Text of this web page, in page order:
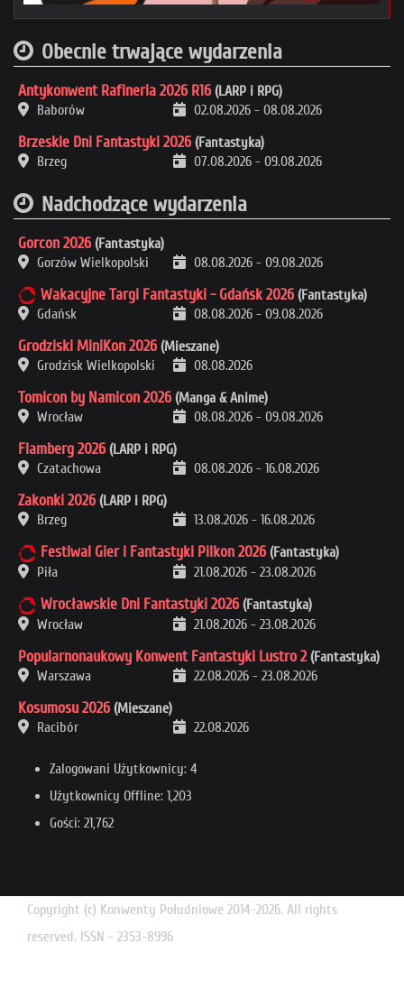
Obecnie trwające wydarzenia
Antykonwent Rafineria 2026 R16 (LARP i RPG)
Baborów
02.08.2026 - 08.08.2026
Brzeskie Dni Fantastyki 2026 (Fantastyka)
Brzeg
07.08.2026 - 09.08.2026
Nadchodzące wydarzenia
Gorcon 2026 (Fantastyka)
Gorzów Wielkopolski
08.08.2026 - 09.08.2026
Wakacyjne Targi Fantastyki - Gdańsk 2026 (Fantastyka)
Gdańsk
08.08.2026 - 09.08.2026
Grodziski MiniKon 2026 (Mieszane)
Grodzisk Wielkopolski
08.08.2026
Tomicon by Namicon 2026 (Manga & Anime)
Wrocław
08.08.2026 - 09.08.2026
Flamberg 2026 (LARP i RPG)
Czatachowa
08.08.2026 - 16.08.2026
Zakonki 2026 (LARP i RPG)
Brzeg
13.08.2026 - 16.08.2026
Festiwal Gier i Fantastyki Pilkon 2026 (Fantastyka)
Piła
21.08.2026 - 23.08.2026
Wrocławskie Dni Fantastyki 2026 (Fantastyka)
Wrocław
21.08.2026 - 23.08.2026
Popularnonaukowy Konwent Fantastyki Lustro 2 (Fantastyka)
Warszawa
22.08.2026 - 23.08.2026
Kosumosu 2026 (Mieszane)
Racibór
22.08.2026
Zalogowani Użytkownicy: 4
Użytkownicy Offline: 1,203
Gości: 21,762
Copyright (c) Konwenty Południowe 2014-2026. All rights
reserved. ISSN - 2353-8996